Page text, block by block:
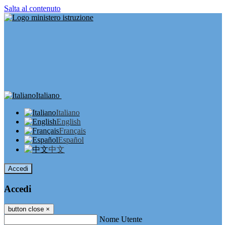
Salta al contenuto
Italiano
Italiano
English
Français
Español
中文
Accedi
Accedi
button close ×
Nome Utente